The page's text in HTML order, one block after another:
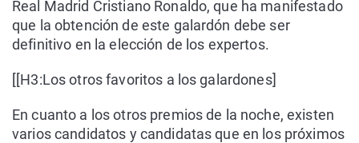
Real Madrid Cristiano Ronaldo, que ha manifestado
que la obtención de este galardón debe ser
definitivo en la elección de los expertos.
[[H3:Los otros favoritos a los galardones]
En cuanto a los otros premios de la noche, existen
varios candidatos y candidatas que en los próximos